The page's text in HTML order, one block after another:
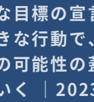
目標の宣
な行動で
可能性の
く ｜